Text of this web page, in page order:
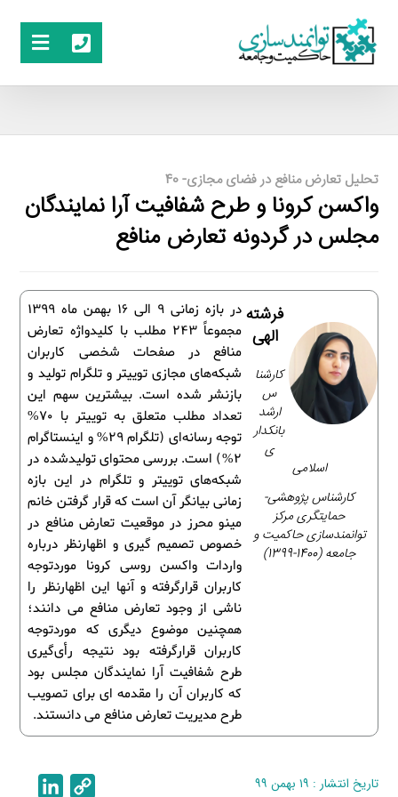
تحلیل تعارض منافع در فضای مجازی- 40
واکسن کرونا و طرح شفافیت آرا نمایندگان
مجلس در گردونه تعارض منافع
در بازه زمانی 9 الی 16 بهمن­ ماه 1399
مجموعاً 243 مطلب با کلید­واژه تعارض
منافع در صفحات شخصی کاربران
شبکه‌های مجازی توییتر و تلگرام تولید و
بازنشر شده است. بیشترین سهم این
تعداد مطلب متعلق به توییتر با 70%
توجه رسانه‌ای (تلگرام 29% و اینستاگرام
2%) است. بررسی محتوای تولیدشده در
شبکه‌های توییتر و تلگرام در این بازه
زمانی بیانگر آن است که قرار گرفتن خانم
مینو محرز در موقعیت تعارض منافع در
خصوص تصمیم ­گیری و اظهارنظر درباره
واردات واکسن روسی کرونا موردتوجه
کاربران قرارگرفته و آن­ها این اظهارنظر را
ناشی از وجود تعارض منافع می­ دانند؛
همچنین موضوع دیگری که موردتوجه
کاربران قرارگرفته بود نتیجه رأی‌گیری
طرح شفافیت آرا نمایندگان مجلس بود
که کاربران آن را مقدمه­ ای برای تصویب
طرح مدیریت تعارض منافع می دانستند.
فرشته
الهی
کارشنا
س
ارشد
بانکدار
ی
اسلامی
کارشناس پژوهشی-
حمایتگری مرکز
توانمندسازی حاکمیت و
جامعه (1400-1399)
تاریخ انتشار : ۱۹ بهمن ۹۹